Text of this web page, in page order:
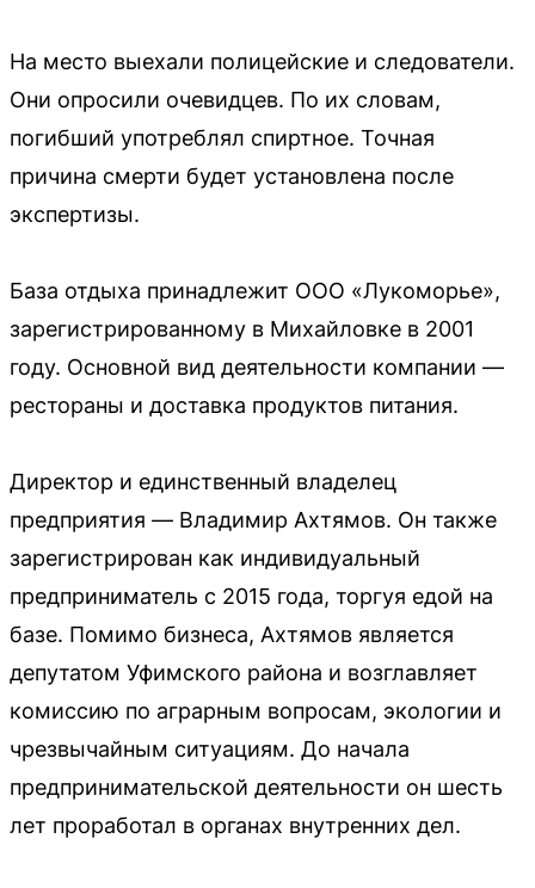
На место выехали полицейские и следователи.
Они опросили очевидцев. По их словам,
погибший употреблял спиртное. Точная
причина смерти будет установлена после
экспертизы.
База отдыха принадлежит ООО «Лукоморье»,
зарегистрированному в Михайловке в 2001
году. Основной вид деятельности компании —
рестораны и доставка продуктов питания.
Директор и единственный владелец
предприятия — Владимир Ахтямов. Он также
зарегистрирован как индивидуальный
предприниматель с 2015 года, торгуя едой на
базе. Помимо бизнеса, Ахтямов является
депутатом Уфимского района и возглавляет
комиссию по аграрным вопросам, экологии и
чрезвычайным ситуациям. До начала
предпринимательской деятельности он шесть
лет проработал в органах внутренних дел.